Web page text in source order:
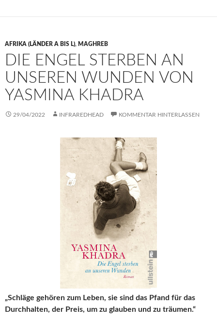
AFRIKA (LÄNDER A BIS L), MAGHREB
DIE ENGEL STERBEN AN
UNSEREN WUNDEN VON
YASMINA KHADRA
29/04/2022 INFRAREDHEAD KOMMENTAR HINTERLASSEN
„Schläge gehören zum Leben, sie sind das Pfand für das
Durchhalten, der Preis, um zu glauben und zu träumen.“